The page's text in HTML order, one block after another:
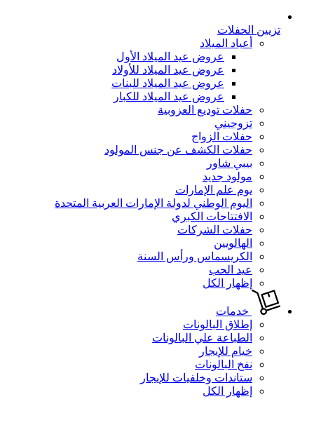
تزيين الحفلات
أعياد الميلاد
عروض عيد الميلاد الأول
عروض عيد الميلاد للأولاد
عروض عيد الميلاد للبنات
عروض عيد الميلاد للكبار
حفلات توديع العزوبية
تزوجيني
حفلات الزواج
حفلات الكشف عن جنس المولود
بيبي شاور
مولود جديد
يوم علم الإمارات
اليوم الوطني لدولة الإمارات العربية المتحدة
الافتتاحات الكبري
حفلات الشركات
الهالويين
الكريسماس ورأس السنة
عيد الحب
إظهار الكل
خدمات
إطلاق البالونات
الطباعة علي البالونات
خيام للإيجار
نفخ البالونات
ستاندات وخلفيات للإيجار
إظهار الكل